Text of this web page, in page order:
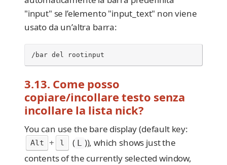
"input" se l’elemento "input_text" non viene
usato da un’altra barra:
/bar del rootinput
3.13. Come posso
copiare/incollare testo senza
incollare la lista nick?
You can use the bare display (default key:
Alt + l ( L )), which shows just the
contents of the currently selected window,